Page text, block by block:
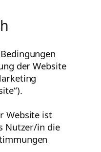
der Website
Website ist
Nutzer/in die